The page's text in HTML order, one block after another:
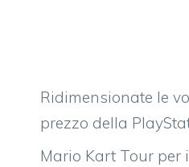
Ridimensionate le
prezzo della
Mario Kart Tour per